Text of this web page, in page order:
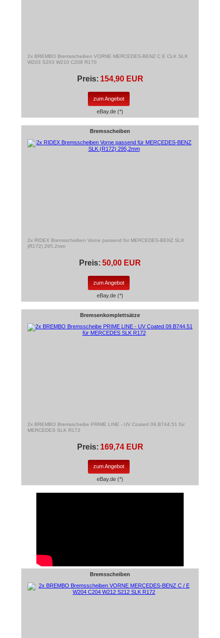
2x BREMBO Bremsscheiben VORNE MERCEDES-BENZ C E CLK SLK
W203 S203 W210 C208 R170
Preis: 154,90 EUR
zum Angebot
eBay.de (*)
Bremsscheiben
2x RIDEX Bremsscheiben Vorne passend für MERCEDES-BENZ SLK
(R172) 295,2mm
Preis: 50,00 EUR
zum Angebot
eBay.de (*)
Bremsenkomplettsätze
2x BREMBO Bremsscheibe PRIME LINE - UV Coated 09.B744.51 für
MERCEDES SLK R172
Preis: 169,74 EUR
zum Angebot
eBay.de (*)
Bremsscheiben